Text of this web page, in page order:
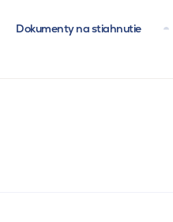
Dokumenty na stiahnutie